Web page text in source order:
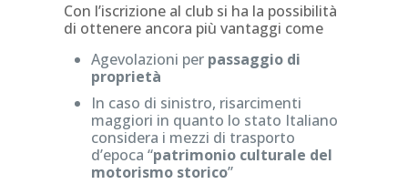
Con l’iscrizione al club si ha la possibilità
di ottenere ancora più vantaggi come
Agevolazioni per passaggio di
proprietà
In caso di sinistro, risarcimenti
maggiori in quanto lo stato Italiano
considera i mezzi di trasporto
d’epoca “patrimonio culturale del
motorismo storico”